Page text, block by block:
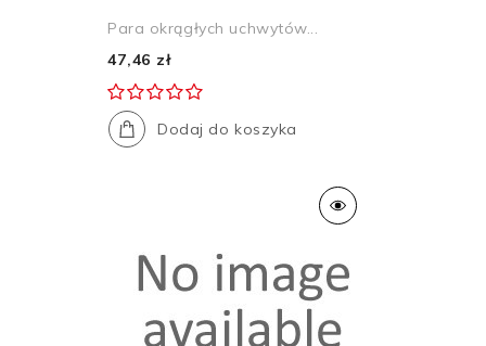
Para okrągłych uchwytów...
47,46 zł
Dodaj do koszyka